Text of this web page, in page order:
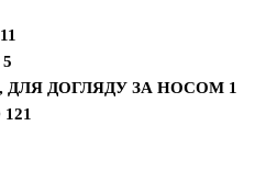
11
5
ДЛЯ ДОГЛЯДУ ЗА НОСОМ 1
121